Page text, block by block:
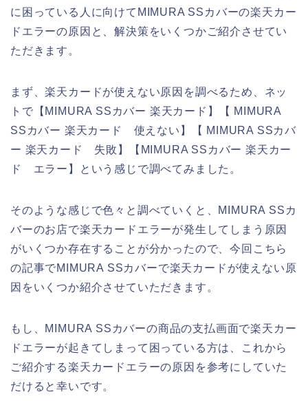
に困っている人に向けてMIMURA SSカバーの楽天カー
ドエラーの原因と、解決策をいくつかご紹介させてい
ただきます。
まず、楽天カードが使えない原因を調べるため、ネッ
トで【MIMURA SSカバー 楽天カード】【 MIMURA
SSカバー 楽天カード 使えない】【 MIMURA SSカバ
ー 楽天カード 失敗】【MIMURA SSカバー 楽天カー
ド エラー】という感じで調べてみました。
そのような感じで色々と調べていくと、MIMURA SSカ
バーのお店で楽天カードエラーが発生してしまう原因
がいくつか存在することが分かったので、今回こちら
の記事でMIMURA SSカバーで楽天カードが使えない原
因をいくつか紹介させていただきます。
もし、MIMURA SSカバーの商品の支払画面で楽天カー
ドエラーが起きてしまって困っている方は、これから
ご紹介する楽天カードエラーの原因を参考にしていた
だけると幸いです。